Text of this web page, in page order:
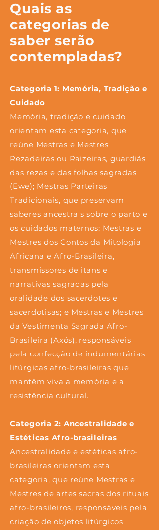
Quais as
categorias de
saber serão
contempladas?​
Categoria 1: Memória, Tradição e
Cuidado
Memória, tradição e cuidado
orientam esta categoria, que
reúne Mestras e Mestres
Rezadeiras ou Raizeiras, guardiãs
das rezas e das folhas sagradas
(Ewe); Mestras Parteiras
Tradicionais, que preservam
saberes ancestrais sobre o parto e
os cuidados maternos; Mestras e
Mestres dos Contos da Mitologia
Africana e Afro-Brasileira,
transmissores de itans e
narrativas sagradas pela
oralidade dos sacerdotes e
sacerdotisas; e Mestras e Mestres
da Vestimenta Sagrada Afro-
Brasileira (Axós), responsáveis
pela confecção de indumentárias
litúrgicas afro-brasileiras que
mantêm viva a memória e a
resistência cultural.
Categoria 2: Ancestralidade e
Estéticas Afro-brasileiras
Ancestralidade e estéticas afro-
brasileiras orientam esta
categoria, que reúne Mestras e
Mestres de artes sacras dos rituais
afro-brasileiros, responsáveis pela
criação de objetos litúrgicos